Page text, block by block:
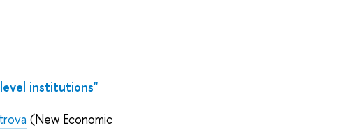
institutions"
(New Economic